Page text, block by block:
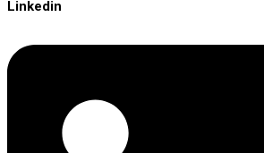
Linkedin